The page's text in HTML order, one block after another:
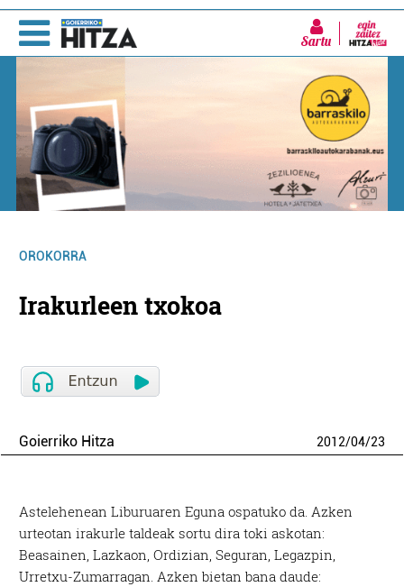
Sartu
OROKORRA
Irakurleen txokoa
Goierriko Hitza 2012/04/23
Astelehenean Liburuaren Eguna ospatuko da. Azken
urteotan irakurle taldeak sortu dira toki askotan:
Beasainen, Lazkaon, Ordizian, Seguran, Legazpin,
Urretxu-Zumarragan. Azken bietan bana daude: